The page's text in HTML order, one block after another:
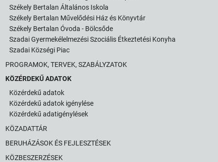
Székely Bertalan Általános Iskola
Székely Bertalan Művelődési Ház és Könyvtár
Székely Bertalan Óvoda - Bölcsőde
Szadai Gyermekélelmezési Szociális Étkeztetési Konyha
Szadai Községi Piac
PROGRAMOK, TERVEK, SZABÁLYZATOK
KÖZÉRDEKŰ ADATOK
Közérdekű adatok
Közérdekű adatok igénylése
Közérdekű adatigénylések
KÖZADATTÁR
BERUHÁZÁSOK ÉS FEJLESZTÉSEK
KÖZBESZERZÉSEK